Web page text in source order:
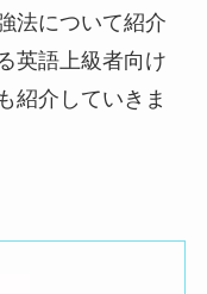
法について紹介
英語上級者向け
紹介していきま